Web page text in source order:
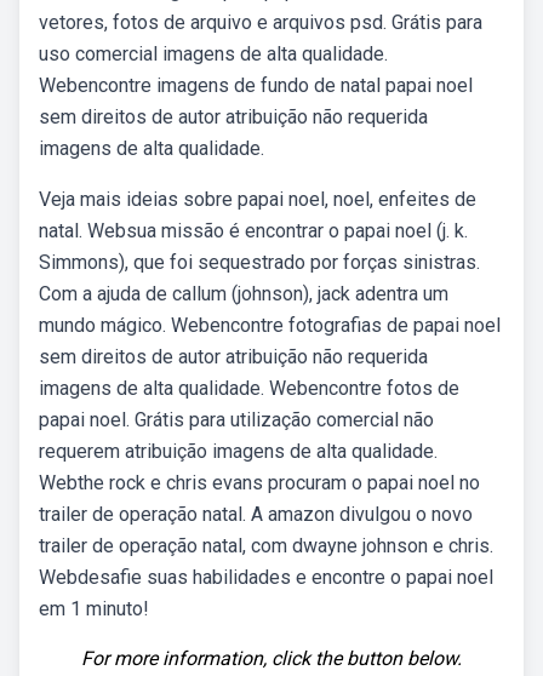
vetores, fotos de arquivo e arquivos psd. Grátis para
uso comercial imagens de alta qualidade.
Webencontre imagens de fundo de natal papai noel
sem direitos de autor atribuição não requerida
imagens de alta qualidade.
Veja mais ideias sobre papai noel, noel, enfeites de
natal. Websua missão é encontrar o papai noel (j. k.
Simmons), que foi sequestrado por forças sinistras.
Com a ajuda de callum (johnson), jack adentra um
mundo mágico. Webencontre fotografias de papai noel
sem direitos de autor atribuição não requerida
imagens de alta qualidade. Webencontre fotos de
papai noel. Grátis para utilização comercial não
requerem atribuição imagens de alta qualidade.
Webthe rock e chris evans procuram o papai noel no
trailer de operação natal. A amazon divulgou o novo
trailer de operação natal, com dwayne johnson e chris.
Webdesafie suas habilidades e encontre o papai noel
em 1 minuto!
For more information, click the button below.